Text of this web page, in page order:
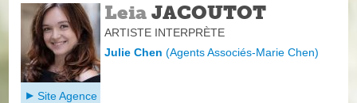
Leia JACOUTOT
ARTISTE INTERPRÈTE
Julie Chen(Agents Associés-Marie Chen)
Site Agence